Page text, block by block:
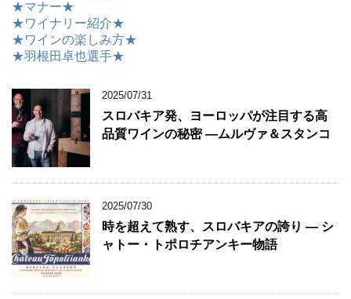
★マナー★
★ワイナリー紹介★
★ワインの楽しみ方★
★羽根田卓也選手★
2025/07/31
スロバキア発、ヨーロッパが注目する高
品質ワインの秘密 ―ムルヴァ＆スタンコ
2025/07/30
時を超えて熟す、スロバキアの誇り ― シ
ャトー・トポロチアンキー物語